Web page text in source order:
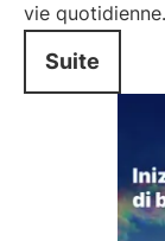
vie quotidienne.
Suite